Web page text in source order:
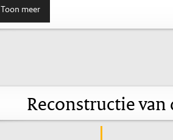
Toon meer
Reconstructie